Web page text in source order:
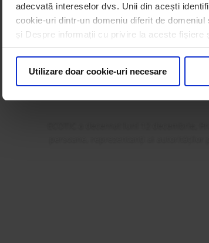
adecvată intereselor dvs. Unii din acești
cookie-uri dintr-un domeniu diferit de
și Despre informații cu privire la aceste fișiere
Utilizare doar cookie-uri necesare
ECOTIC a
Premiilor